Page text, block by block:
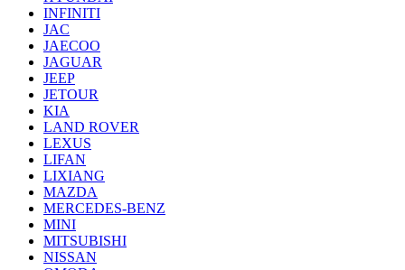
INFINITI
JAC
JAECOO
JAGUAR
JEEP
JETOUR
KIA
LAND ROVER
LEXUS
LIFAN
LIXIANG
MAZDA
MERCEDES-BENZ
MINI
MITSUBISHI
NISSAN